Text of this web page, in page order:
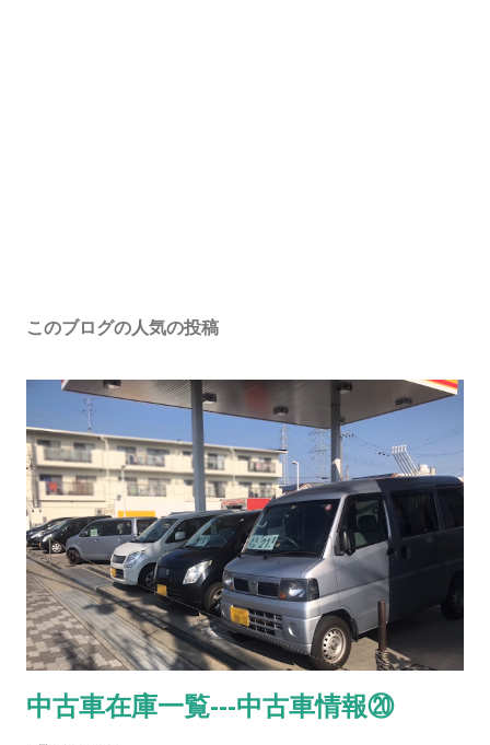
このブログの人気の投稿
中古車在庫一覧---中古車情報⑳